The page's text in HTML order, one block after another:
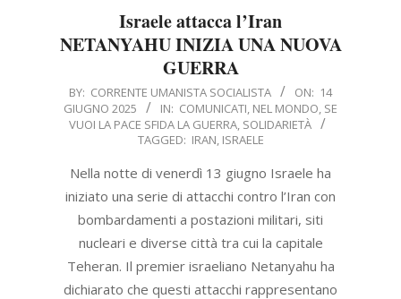
Israele attacca l’Iran
NETANYAHU INIZIA UNA NUOVA
GUERRA
2025-
06-
BY: CORRENTE UMANISTA SOCIALISTA ON: 14
GIUGNO 2025
IN: COMUNICATI, NEL MONDO, SE
VUOI LA PACE SFIDA LA GUERRA, SOLIDARIETÀ
TAGGED: IRAN, ISRAELE
Nella notte di venerdì 13 giugno Israele ha
iniziato una serie di attacchi contro l’Iran con
bombardamenti a postazioni militari, siti
nucleari e diverse città tra cui la capitale
Teheran. Il premier israeliano Netanyahu ha
dichiarato che questi attacchi rappresentano